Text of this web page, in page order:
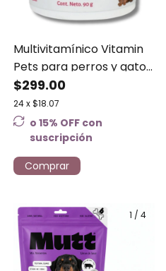
Multivitamínico Vitamin
Pets para perros y gatos
- Nartex 90grs
$299.00
24x$18.07
o 15% OFF con
suscripción
Comprar
1 / 4